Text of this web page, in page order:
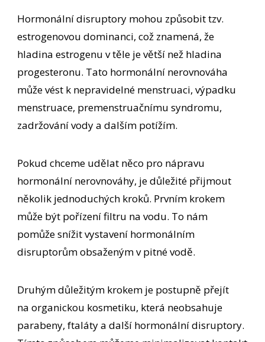
Hormonální disruptory mohou způsobit tzv.
estrogenovou dominanci, což znamená, že
hladina estrogenu v těle je větší než hladina
progesteronu. Tato hormonální nerovnováha
může vést k nepravidelné menstruaci, výpadku
menstruace, premenstruačnímu syndromu,
zadržování vody a dalším potížím.
Pokud chceme udělat něco pro nápravu
hormonální nerovnováhy, je důležité přijmout
několik jednoduchých kroků. Prvním krokem
může být pořízení filtru na vodu. To nám
pomůže snížit vystavení hormonálním
disruptorům obsaženým v pitné vodě.
Druhým důležitým krokem je postupně přejít
na organickou kosmetiku, která neobsahuje
parabeny, ftaláty a další hormonální disruptory.